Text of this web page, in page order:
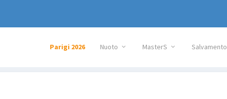
Parigi 2026 Nuoto MasterS Salvamento